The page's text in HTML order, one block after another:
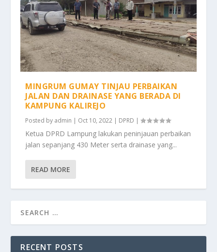
MINGRUM GUMAY TINJAU PERBAIKAN
JALAN DAN DRAINASE YANG BERADA DI
KAMPUNG KALIREJO
Posted by admin | Oct 10, 2022 | DPRD |
Ketua DPRD Lampung lakukan peninjauan perbaikan
jalan sepanjang 430 Meter serta drainase yang...
READ MORE
RECENT POSTS